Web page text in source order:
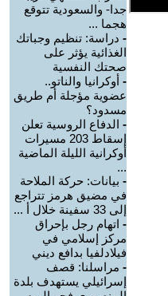
جدا- والسعودية تتوقع
هجما ...
- دراسة: تنظيم وجباتك
الغذائية يؤثر على
صحتك النفسية
- أوكرانيا والناتو..
عضوية مؤجلة أم طريق
مسدود؟
- الدفاع الروسية تعلن
إسقاط 203 مسيرات
أوكرانية الليلة الماضية
...
- بيانات: حركة الملاحة
في مضيق هرمز تتراجع
إلى 33 سفينة خلال أ ...
- اتهام رجل بإحراق
مركز إسلامي في
فيلادلفيا بدافع ديني
- مراسلنا: قصف
إسرائيلي يستهدف بلدة